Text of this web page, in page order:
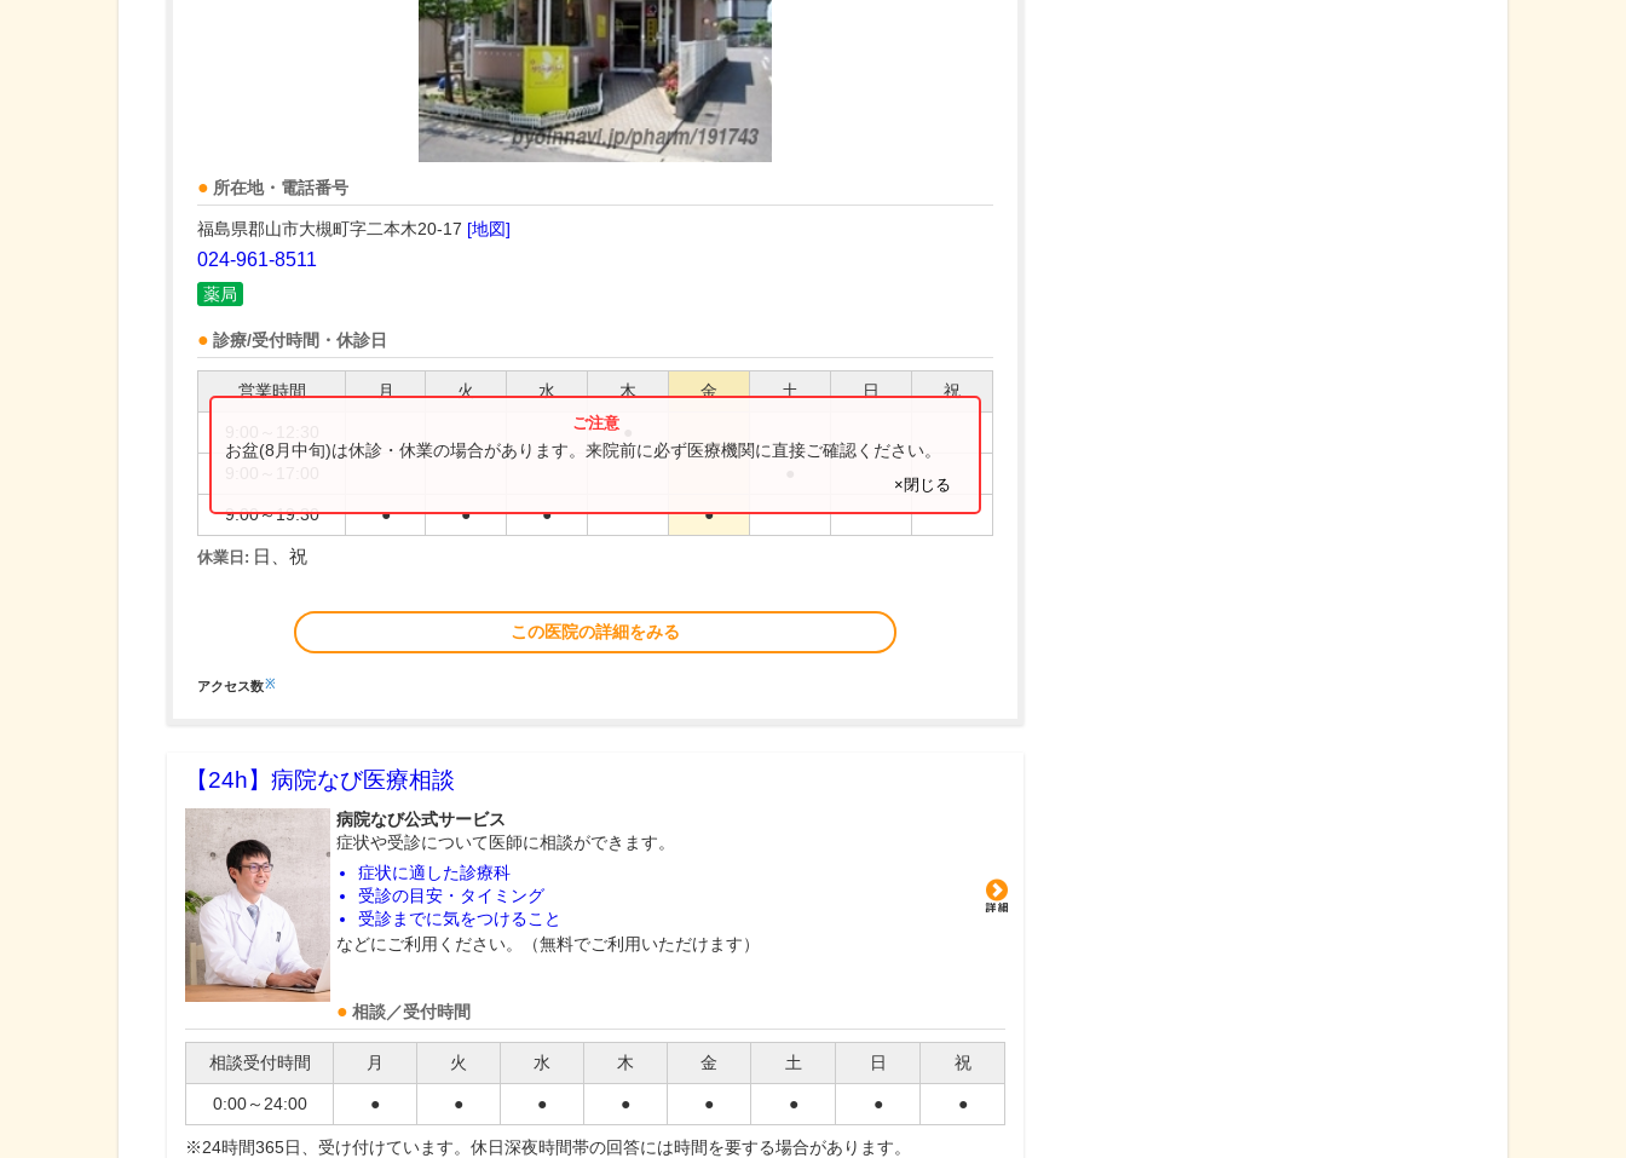
所在地・電話番号
福島県郡山市大槻町字二本木20-17 [地図]
024-961-8511
薬局
診療/受付時間・休診日
営業時間 月 火 水 木 金 土 日 祝
9:00～19:30 ● ● ● ●
お盆(8月中旬)は休診・休業の場合があります。来院前に必ず医療機関に直接ご確認ください。
×閉じる
休業日: 日、祝
この医院の詳細をみる
アクセス数※
【24h】 病院なび医療相談
病院なび公式サービス
症状や受診について医師に相談ができます。
症状に適した診療科
受診の目安・タイミング
受診までに気をつけること
などにご利用ください。（無料でご利用いただけます）
相談／受付時間
相談受付時間 月 火 水 木 金 土 日 祝
0:00～24:00 ● ● ● ● ● ● ● ●
※24時間365日、受け付けています。休日深夜時間帯の回答には時間を要する場合があります。